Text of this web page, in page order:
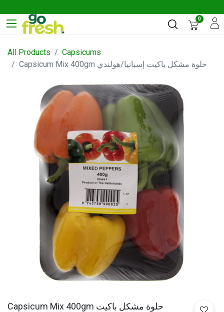
0
All Products
Capsicums
Capsicum Mix 400gm حلوة مشكل باكيت إسبانيا/هولندي
Capsicum Mix 400gm حلوة مشكل باكيت